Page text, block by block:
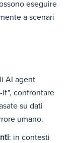
eseguire
a scenari
AI agent
if", confrontare
su dati
umano.
: in contesti